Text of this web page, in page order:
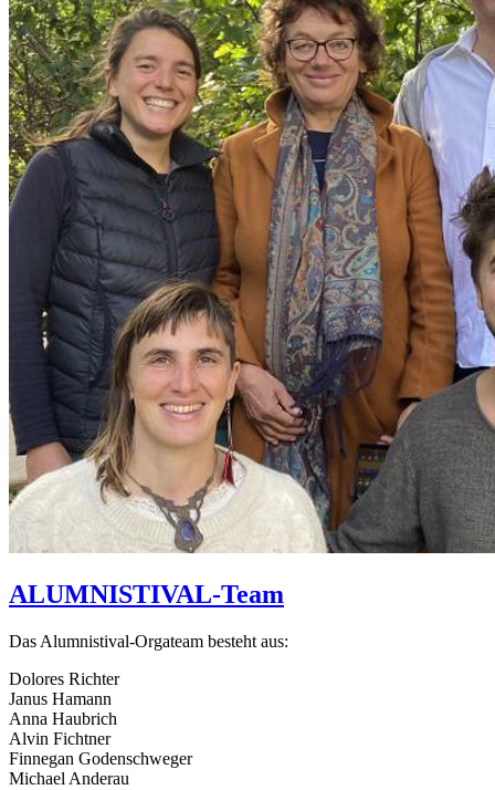
ALUMNISTIVAL-Team
Das Alumnistival-Orgateam besteht aus:
Dolores Richter
Janus Hamann
Anna Haubrich
Alvin Fichtner
Finnegan Godenschweger
Michael Anderau